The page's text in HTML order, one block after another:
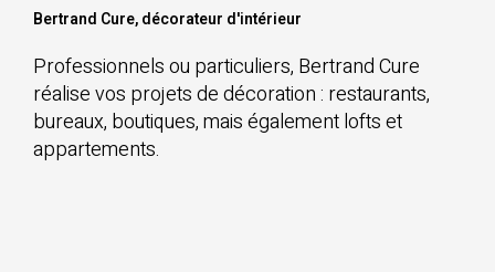
Bertrand Cure, décorateur d'intérieur
Professionnels ou particuliers, Bertrand Cure
réalise vos projets de décoration : restaurants,
bureaux, boutiques, mais également lofts et
appartements.